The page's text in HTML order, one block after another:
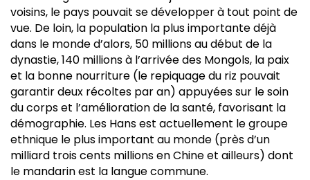
voisins, le pays pouvait se développer à tout point de
vue. De loin, la population la plus importante déjà
dans le monde d’alors, 50 millions au début de la
dynastie, 140 millions à l’arrivée des Mongols, la paix
et la bonne nourriture (le repiquage du riz pouvait
garantir deux récoltes par an) appuyées sur le soin
du corps et l’amélioration de la santé, favorisant la
démographie. Les Hans est actuellement le groupe
ethnique le plus important au monde (près d’un
milliard trois cents millions en Chine et ailleurs) dont
le mandarin est la langue commune.